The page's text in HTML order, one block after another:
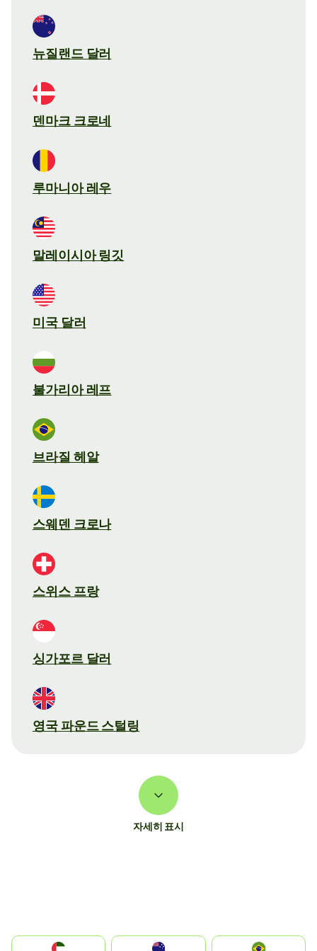
뉴질랜드 달러
덴마크 크로네
루마니아 레우
말레이시아 링깃
미국 달러
불가리아 레프
브라질 헤알
스웨덴 크로나
스위스 프랑
싱가포르 달러
영국 파운드 스털링
자세히 표시